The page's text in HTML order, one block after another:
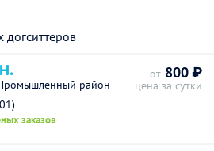
район
заказов
от 800 ₽
цена за сутки